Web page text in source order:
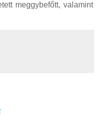
meggybefőtt, valamint